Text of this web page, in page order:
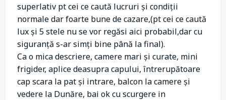
superlativ pt cei ce caută lucruri și condiții
normale dar foarte bune de cazare,(pt cei ce caută
lux și 5 stele nu se vor regăsi aici probabil,dar cu
siguranță s-ar simți bine până la final).
Ca o mica descriere, camere mari și curate, mini
frigider, aplice deasupra capului, întrerupătoare
cap scara la pat și intrare, balcon la camere și
vedere la Dunăre, bai ok cu scurgere in